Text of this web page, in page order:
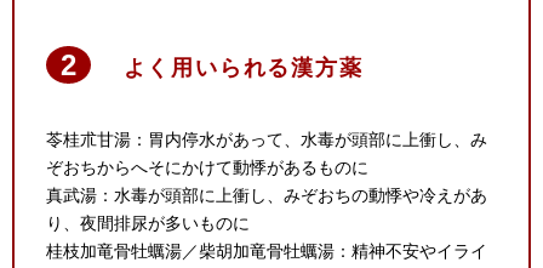
よく用いられる漢方薬
苓桂朮甘湯：胃内停水があって、水毒が頭部に上衝し、み
ぞおちからへそにかけて動悸があるものに
真武湯：水毒が頭部に上衝し、みぞおちの動悸や冷えがあ
り、夜間排尿が多いものに
桂枝加竜骨牡蠣湯／柴胡加竜骨牡蠣湯：精神不安やイライ